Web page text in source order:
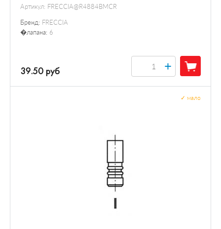
Артикул: FRECCIA@R4884BMCR
Бренд: FRECCIA
�лапана: 6
39.50 руб +
мало